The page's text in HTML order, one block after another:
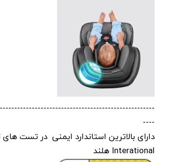
----
Interational هلند